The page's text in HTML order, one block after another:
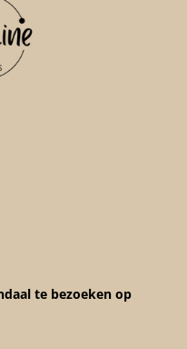
te bezoeken op